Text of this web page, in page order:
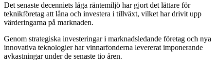
Det senaste decenniets låga räntemiljö har gjort det lättare för
teknikföretag att låna och investera i tillväxt, vilket har drivit upp
värderingarna på marknaden.
Genom strategiska investeringar i marknadsledande företag och nya
innovativa teknologier har vinnarfonderna levererat imponerande
avkastningar under de senaste tio åren.